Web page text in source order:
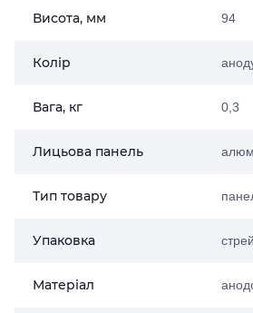
Висота, мм 94
Колір
Вага, кг 0,3
Лицьова панель
Тип товару
Упаковка
Матеріал